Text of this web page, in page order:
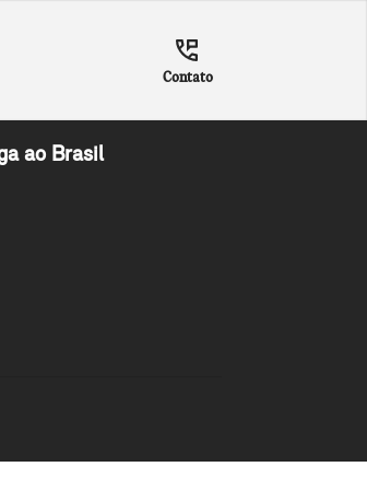
Contato
ao Brasil